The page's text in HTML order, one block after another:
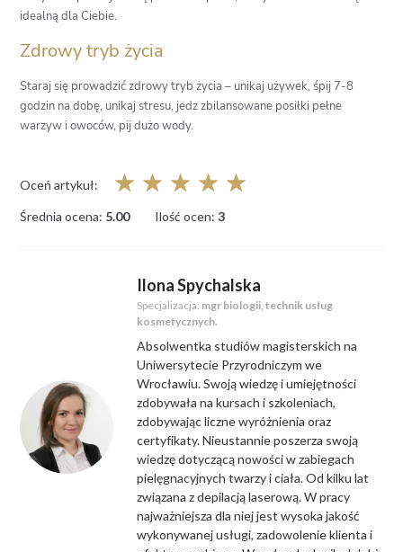
idealną dla Ciebie.
Zdrowy tryb życia
Staraj się prowadzić zdrowy tryb życia – unikaj używek, śpij 7-8
godzin na dobę, unikaj stresu, jedz zbilansowane posiłki pełne
warzyw i owoców, pij dużo wody.
Oceń artykuł: ☆ ☆ ☆ ☆ ☆
Średnia ocena: 5.00 Ilość ocen: 3
Ilona Spychalska
Specjalizacja: mgr biologii, technik usług
kosmetycznych.
Absolwentka studiów magisterskich na
Uniwersytecie Przyrodniczym we
Wrocławiu. Swoją wiedzę i umiejętności
zdobywała na kursach i szkoleniach,
zdobywając liczne wyróżnienia oraz
certyfikaty. Nieustannie poszerza swoją
wiedzę dotyczącą nowości w zabiegach
pielęgnacyjnych twarzy i ciała. Od kilku lat
związana z depilacją laserową. W pracy
najważniejsza dla niej jest wysoka jakość
wykonywanej usługi, zadowolenie klienta i